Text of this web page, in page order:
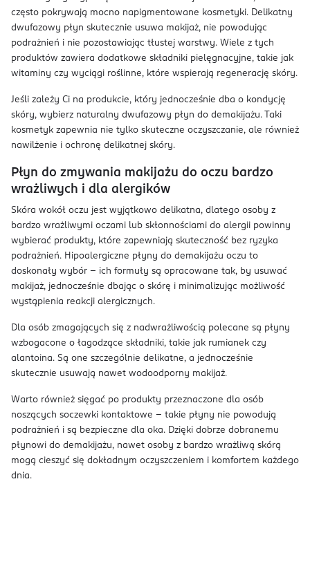
często pokrywają mocno napigmentowane kosmetyki. Delikatny
dwufazowy płyn skutecznie usuwa makijaż, nie powodując
podrażnień i nie pozostawiając tłustej warstwy. Wiele z tych
produktów zawiera dodatkowe składniki pielęgnacyjne, takie jak
witaminy czy wyciągi roślinne, które wspierają regenerację skóry.
Jeśli zależy Ci na produkcie, który jednocześnie dba o kondycję
skóry, wybierz naturalny dwufazowy płyn do demakijażu. Taki
kosmetyk zapewnia nie tylko skuteczne oczyszczanie, ale również
nawilżenie i ochronę delikatnej skóry.
Płyn do zmywania makijażu do oczu bardzo
wrażliwych i dla alergików
Skóra wokół oczu jest wyjątkowo delikatna, dlatego osoby z
bardzo wrażliwymi oczami lub skłonnościami do alergii powinny
wybierać produkty, które zapewniają skuteczność bez ryzyka
podrażnień. Hipoalergiczne płyny do demakijażu oczu to
doskonały wybór – ich formuły są opracowane tak, by usuwać
makijaż, jednocześnie dbając o skórę i minimalizując możliwość
wystąpienia reakcji alergicznych.
Dla osób zmagających się z nadwrażliwością polecane są płyny
wzbogacone o łagodzące składniki, takie jak rumianek czy
alantoina. Są one szczególnie delikatne, a jednocześnie
skutecznie usuwają nawet wodoodporny makijaż.
Warto również sięgać po produkty przeznaczone dla osób
noszących soczewki kontaktowe – takie płyny nie powodują
podrażnień i są bezpieczne dla oka. Dzięki dobrze dobranemu
płynowi do demakijażu, nawet osoby z bardzo wrażliwą skórą
mogą cieszyć się dokładnym oczyszczeniem i komfortem każdego
dnia.